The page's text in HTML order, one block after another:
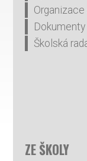
Dokumenty
Školská
ZE ŠKOLY